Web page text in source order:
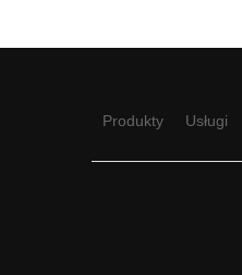
Produkty Usługi